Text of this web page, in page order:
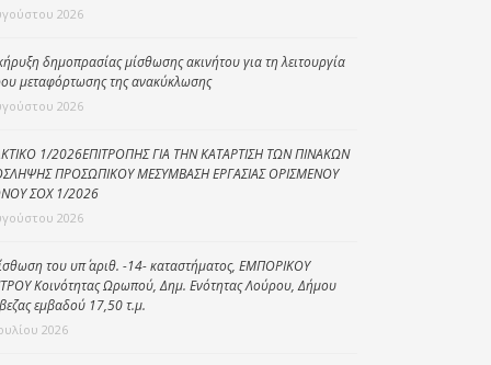
2026
δημοπρασίας μίσθωσης ακινήτου για τη λειτουργία
μεταφόρτωσης της ανακύκλωσης
2026
1/2026ΕΠΙΤΡΟΠΗΣ ΓΙΑ ΤΗΝ ΚΑΤΑΡΤΙΣΗ ΤΩΝ ΠΙΝΑΚΩΝ
ΠΡΟΣΩΠΙΚΟΥ ΜΕΣΥΜΒΑΣΗ ΕΡΓΑΣΙΑΣ ΟΡΙΣΜΕΝΟΥ
ΣΟΧ 1/2026
2026
του υπ΄ αριθ. -14- καταστήματος, ΕΜΠΟΡΙΚΟΥ
Κοινότητας Ωρωπού, Δημ. Ενότητας Λούρου, Δήμου
εμβαδού 17,50 τ.μ.
2026